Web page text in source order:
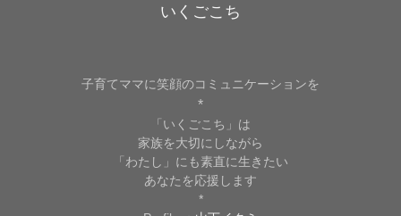
いくごこち
子育てママに笑顔のコミュニケーションを
*
「いくごこち」は
家族を大切にしながら
「わたし」にも素直に生きたい
あなたを応援します
*